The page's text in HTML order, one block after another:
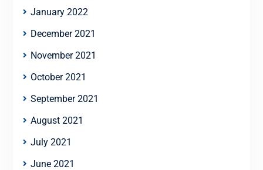
January 2022
December 2021
November 2021
October 2021
September 2021
August 2021
July 2021
June 2021